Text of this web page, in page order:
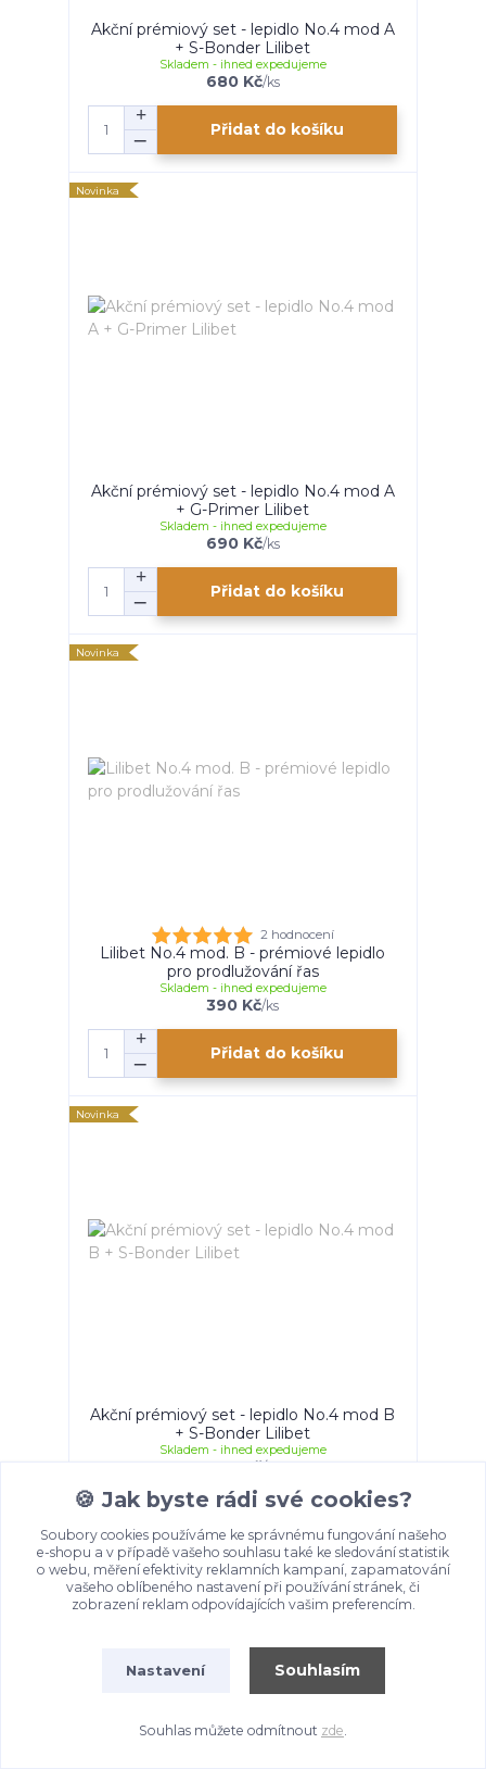
Akční prémiový set - lepidlo No.4 mod A
+ S-Bonder Lilibet
680 Kč/ks
Skladem - ihned expedujeme
Přidat do košíku
Novinka
Akční prémiový set - lepidlo No.4 mod A
+ G-Primer Lilibet
690 Kč/ks
Skladem - ihned expedujeme
Přidat do košíku
Novinka
2 hodnocení
Lilibet No.4 mod. B - prémiové lepidlo
pro prodlužování řas
390 Kč/ks
Skladem - ihned expedujeme
Přidat do košíku
Novinka
Akční prémiový set - lepidlo No.4 mod B
+ S-Bonder Lilibet
680 Kč
Skladem - ihned expedujeme
Novinka
🍪 Jak byste rádi své cookies?
Soubory cookies používáme ke správnému fungování našeho
e-shopu a v případě vašeho souhlasu také ke sledování statistik
o webu, měření efektivity reklamních kampaní, zapamatování
vašeho oblíbeného nastavení při používání stránek, či
zobrazení reklam odpovídajících vašim preferencím.
Nastavení Souhlasím
Souhlas můžete odmítnout zde